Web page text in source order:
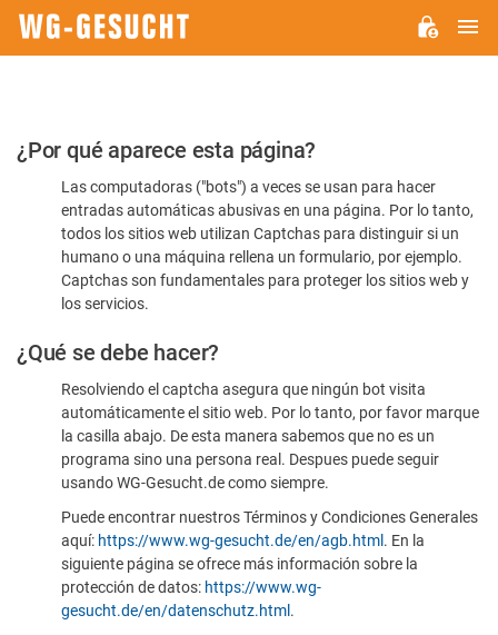
Por
favor,
confirme
humano
¿Por qué aparece esta página?
Las computadoras ("bots") a veces se usan para hacer
entradas automáticas abusivas en una página. Por lo tanto,
todos los sitios web utilizan Captchas para distinguir si un
humano o una máquina rellena un formulario, por ejemplo.
Captchas son fundamentales para proteger los sitios web y
los servicios.
¿Qué se debe hacer?
Resolviendo el captcha asegura que ningún bot visita
automáticamente el sitio web. Por lo tanto, por favor marque
la casilla abajo. De esta manera sabemos que no es un
programa sino una persona real. Despues puede seguir
usando WG-Gesucht.de como siempre.
Puede encontrar nuestros Términos y Condiciones Generales
aquí: https://www.wg-gesucht.de/en/agb.html . En la
siguiente página se ofrece más información sobre la
protección de datos: https://www.wg-
gesucht.de/en/datenschutz.html .